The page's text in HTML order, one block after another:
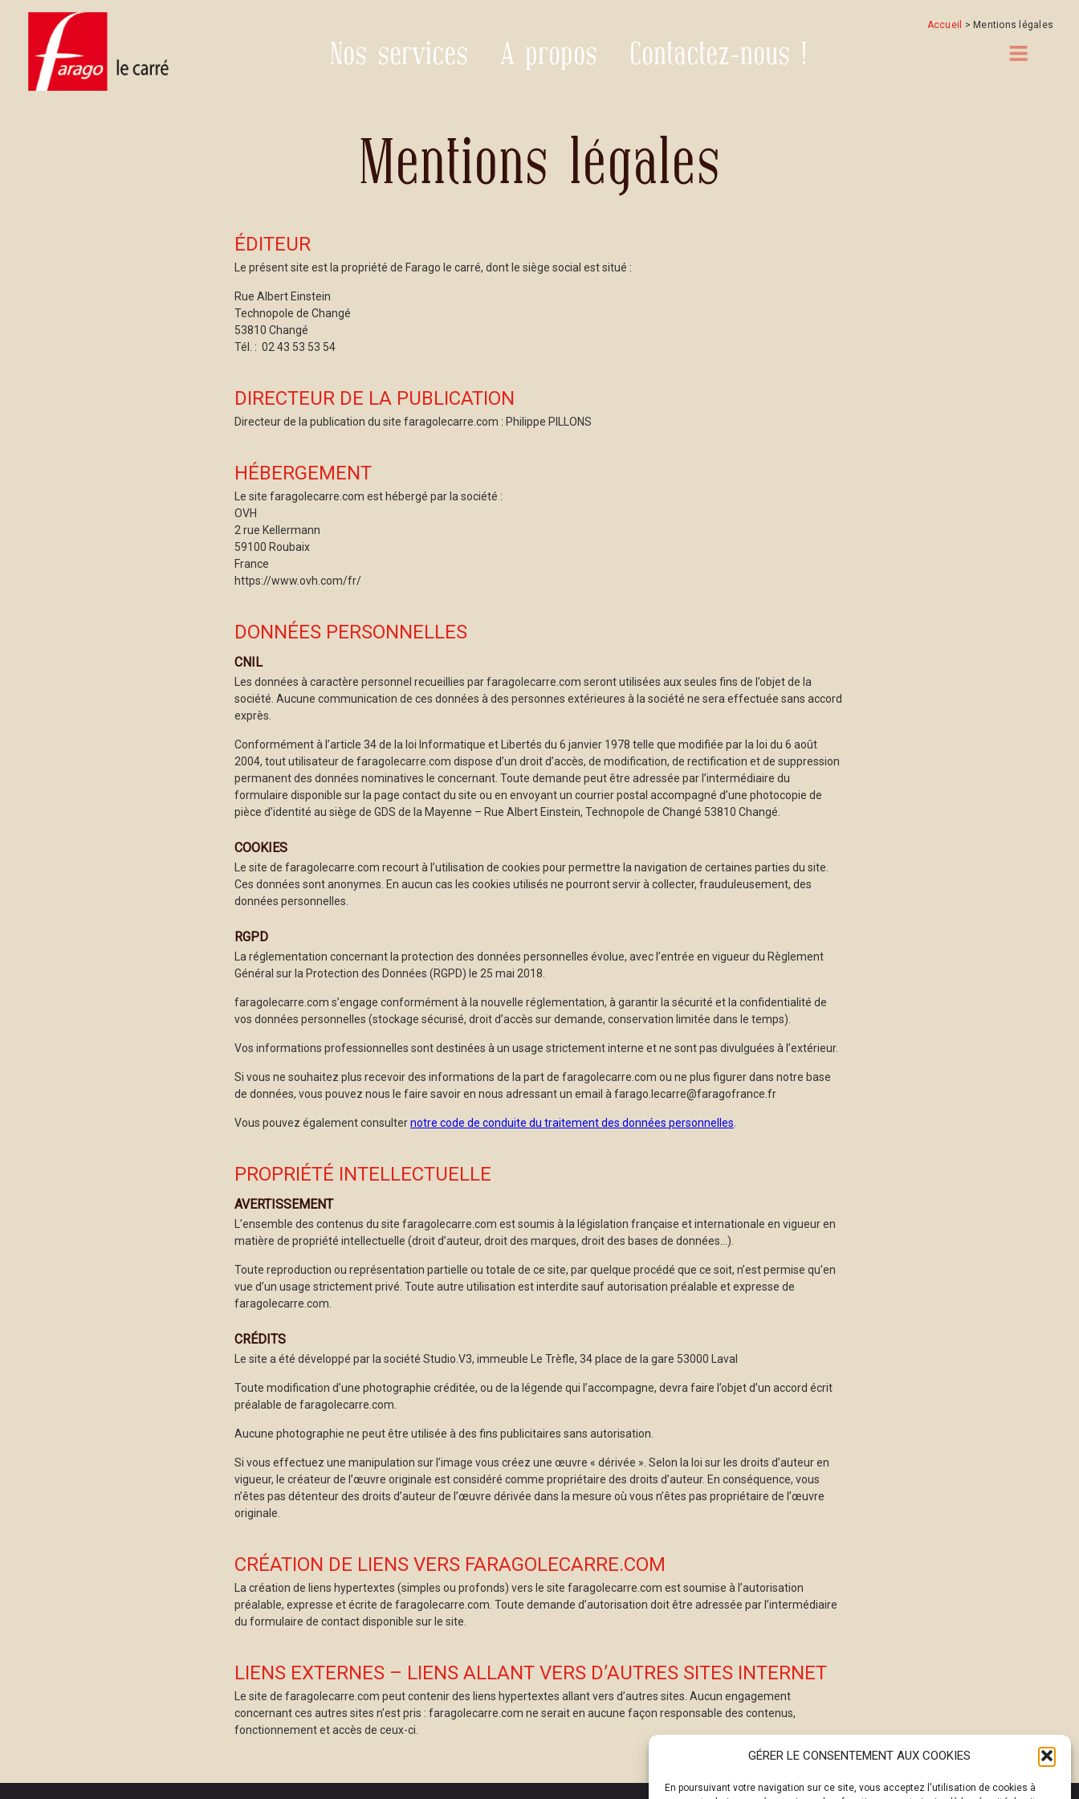
GÉRER LE CONSENTEMENT AUX COOKIES
En poursuivant votre navigation sur ce site, vous acceptez l'utilisation de cookies à
Nos services A propos Contactez-nous !
Accueil > Mentions légales
Mentions légales
ÉDITEUR
Le présent site est la propriété de Farago le carré, dont le siège social est situé :
Rue Albert Einstein
Technopole de Changé
53810 Changé
Tél. : 02 43 53 53 54
DIRECTEUR DE LA PUBLICATION
Directeur de la publication du site faragolecarre.com : Philippe PILLONS
HÉBERGEMENT
Le site faragolecarre.com est hébergé par la société :
OVH
2 rue Kellermann
59100 Roubaix
France
https://www.ovh.com/fr/
DONNÉES PERSONNELLES
CNIL
Les données à caractère personnel recueillies par faragolecarre.com seront utilisées aux seules fins de l’objet de la
société. Aucune communication de ces données à des personnes extérieures à la société ne sera effectuée sans accord
exprès.
Conformément à l’article 34 de la loi Informatique et Libertés du 6 janvier 1978 telle que modifiée par la loi du 6 août
2004, tout utilisateur de faragolecarre.com dispose d’un droit d’accès, de modification, de rectification et de suppression
permanent des données nominatives le concernant. Toute demande peut être adressée par l’intermédiaire du
formulaire disponible sur la page contact du site ou en envoyant un courrier postal accompagné d’une photocopie de
pièce d’identité au siège de GDS de la Mayenne – Rue Albert Einstein, Technopole de Changé 53810 Changé.
COOKIES
Le site de faragolecarre.com recourt à l’utilisation de cookies pour permettre la navigation de certaines parties du site.
Ces données sont anonymes. En aucun cas les cookies utilisés ne pourront servir à collecter, frauduleusement, des
données personnelles.
RGPD
La réglementation concernant la protection des données personnelles évolue, avec l’entrée en vigueur du Règlement
Général sur la Protection des Données (RGPD) le 25 mai 2018.
faragolecarre.com s’engage conformément à la nouvelle réglementation, à garantir la sécurité et la confidentialité de
vos données personnelles (stockage sécurisé, droit d’accès sur demande, conservation limitée dans le temps).
Vos informations professionnelles sont destinées à un usage strictement interne et ne sont pas divulguées à l’extérieur.
Si vous ne souhaitez plus recevoir des informations de la part de faragolecarre.com ou ne plus figurer dans notre base
de données, vous pouvez nous le faire savoir en nous adressant un email à farago.lecarre@faragofrance.fr
Vous pouvez également consulternotre code de conduite du traitement des données personnelles.
PROPRIÉTÉ INTELLECTUELLE
AVERTISSEMENT
L’ensemble des contenus du site faragolecarre.com est soumis à la législation française et internationale en vigueur en
matière de propriété intellectuelle (droit d’auteur, droit des marques, droit des bases de données…).
Toute reproduction ou représentation partielle ou totale de ce site, par quelque procédé que ce soit, n’est permise qu’en
vue d’un usage strictement privé. Toute autre utilisation est interdite sauf autorisation préalable et expresse de
faragolecarre.com.
CRÉDITS
Le site a été développé par la société Studio.V3, immeuble Le Trèfle, 34 place de la gare 53000 Laval
Toute modification d’une photographie créditée, ou de la légende qui l’accompagne, devra faire l’objet d’un accord écrit
préalable de faragolecarre.com.
Aucune photographie ne peut être utilisée à des fins publicitaires sans autorisation.
Si vous effectuez une manipulation sur l’image vous créez une œuvre « dérivée ». Selon la loi sur les droits d’auteur en
vigueur, le créateur de l’œuvre originale est considéré comme propriétaire des droits d’auteur. En conséquence, vous
n’êtes pas détenteur des droits d’auteur de l’œuvre dérivée dans la mesure où vous n’êtes pas propriétaire de l’œuvre
originale.
CRÉATION DE LIENS VERS FARAGOLECARRE.COM
La création de liens hypertextes (simples ou profonds) vers le site faragolecarre.com est soumise à l’autorisation
préalable, expresse et écrite de faragolecarre.com. Toute demande d’autorisation doit être adressée par l’intermédiaire
du formulaire de contact disponible sur le site.
LIENS EXTERNES – LIENS ALLANT VERS D’AUTRES SITES INTERNET
Le site de faragolecarre.com peut contenir des liens hypertextes allant vers d’autres sites. Aucun engagement
concernant ces autres sites n’est pris : faragolecarre.com ne serait en aucune façon responsable des contenus,
fonctionnement et accès de ceux-ci.